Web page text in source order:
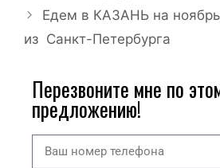
Едем в КАЗАНЬ на
из Санкт-Петербурга
Перезвоните мне по
предложению!